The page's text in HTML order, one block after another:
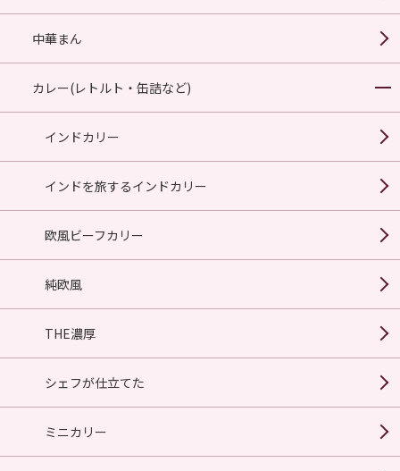
中華まん
カレー(レトルト・缶詰など)
インドカリー
インドを旅するインドカリー
欧風ビーフカリー
純欧風
THE濃厚
シェフが仕立てた
ミニカリー